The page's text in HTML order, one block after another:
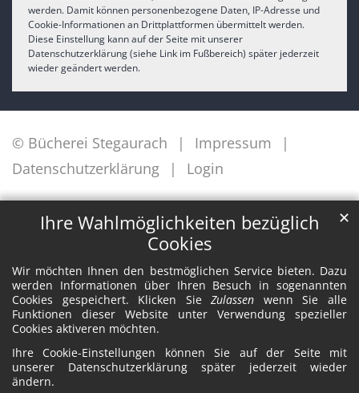
Ihre Wahlmöglichkeiten bezüglich
Cookies
Wir möchten Ihnen den bestmöglichen Service bieten. Dazu
werden Informationen über Ihren Besuch in sogenannten
Cookies gespeichert. Klicken SieZulassen wenn Sie alle
Funktionen dieser Website unter Verwendung spezieller
Cookies aktiveren möchten.
Ihre Cookie-Einstellungen können Sie auf der Seite mit
unserer Datenschutzerklärung später jederzeit wieder
ändern.
✕
werden. Damit können personenbezogene Daten, IP-Adresse und
Cookie-Informationen an Drittplattformen übermittelt werden.
Diese Einstellung kann auf der Seite mit unserer
Datenschutzerklärung (siehe Link im Fußbereich) später jederzeit
wieder geändert werden.
© Bücherei Stegaurach
Impressum
Datenschutzerklärung
Login